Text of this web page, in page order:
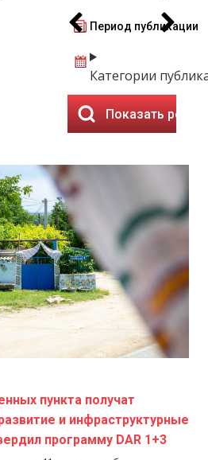
Период публикации
Категории
Показать
пункта получат
и инфраструктурные
программу DAR 1+3